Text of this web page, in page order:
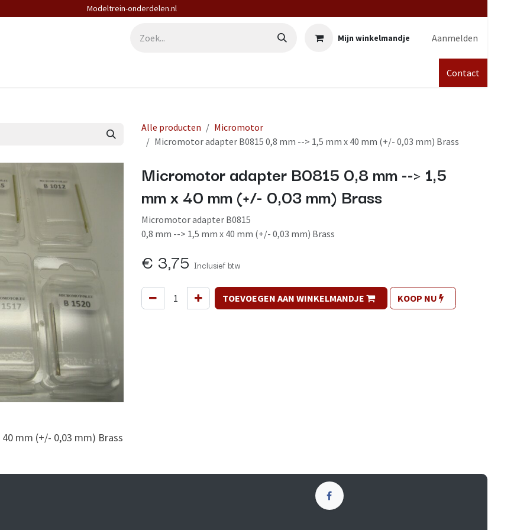
Modeltrein-onderdelen.nl
Mijn winkelmandje Aanmelden
Contact
Alle producten
Micromotor
Micromotor adapter B0815 0,8 mm --> 1,5 mm x 40 mm (+/- 0,03 mm) Brass
Micromotor adapter B0815 0,8 mm --> 1,5
mm x 40 mm (+/- 0,03 mm) Brass
Micromotor adapter B0815
0,8 mm --> 1,5 mm x 40 mm (+/- 0,03 mm) Brass
€ 3,75 Inclusief btw
TOEVOEGEN AAN WINKELMANDJE KOOP NU
mm (+/- 0,03 mm) Brass